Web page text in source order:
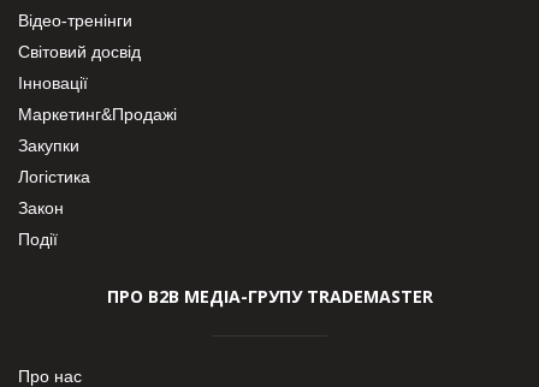
Відео-тренінги
Світовий досвід
Інновації
Маркетинг&Продажі
Закупки
Логістика
Закон
Події
ПРО В2В МЕДІА-ГРУПУ TRADEMASTER
Про нас